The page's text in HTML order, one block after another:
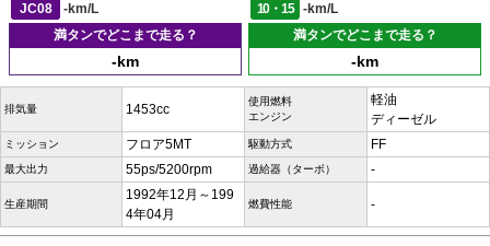
JC08
-km/L 10・15
-km/L
満タンでどこまで走る？
-km
満タンでどこまで走る？
-km
排気量 1453cc
使用燃料
エンジン
軽油
ディーゼル
ミッション フロア5MT 駆動方式 FF
最大出力 55ps/5200rpm 過給器（ターボ） -
生産期間
1992年12月～199
4年04月
燃費性能 -